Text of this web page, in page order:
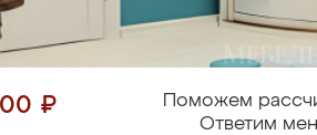
₽
Поможем
Ответим